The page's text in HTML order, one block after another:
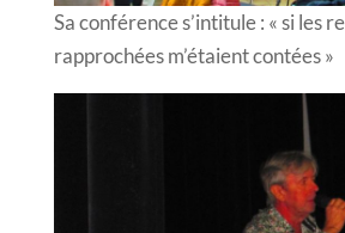
Sa conférence s’intitule : « si les
rapprochées m’étaient contées »